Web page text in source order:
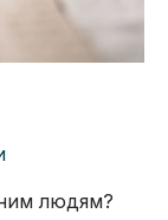
людям?